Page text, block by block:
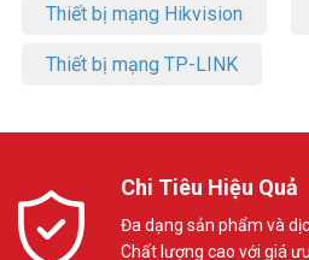
Thiết bị mạng Hikvision
Thiết bị mạng TP-LINK
Chi Tiêu Hiệu Quả
Đa dạng sản phẩm và
Chất lượng cao với giá